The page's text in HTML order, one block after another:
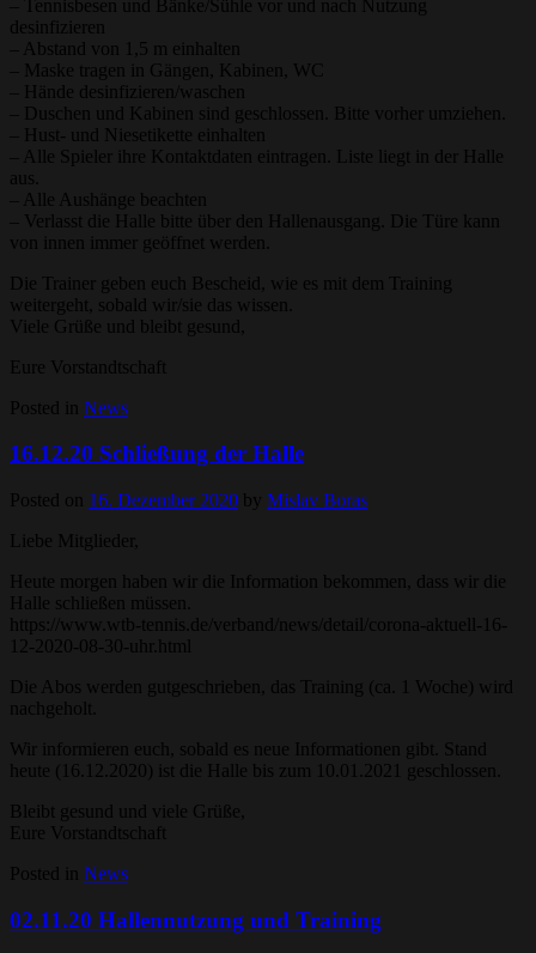
– Tennisbesen und Bänke/Sühle vor und nach Nutzung
desinfizieren
– Abstand von 1,5 m einhalten
– Maske tragen in Gängen, Kabinen, WC
– Hände desinfizieren/waschen
– Duschen und Kabinen sind geschlossen. Bitte vorher umziehen.
– Hust- und Niesetikette einhalten
– Alle Spieler ihre Kontaktdaten eintragen. Liste liegt in der Halle
aus.
– Alle Aushänge beachten
– Verlasst die Halle bitte über den Hallenausgang. Die Türe kann
von innen immer geöffnet werden.
Die Trainer geben euch Bescheid, wie es mit dem Training
weitergeht, sobald wir/sie das wissen.
Viele Grüße und bleibt gesund,
Eure Vorstandtschaft
Posted in News
16.12.20 Schließung der Halle
Posted on 16. Dezember 2020 by Mislav Boras
Liebe Mitglieder,
Heute morgen haben wir die Information bekommen, dass wir die
Halle schließen müssen.
https://www.wtb-tennis.de/verband/news/detail/corona-aktuell-16-
12-2020-08-30-uhr.html
Die Abos werden gutgeschrieben, das Training (ca. 1 Woche) wird
nachgeholt.
Wir informieren euch, sobald es neue Informationen gibt. Stand
heute (16.12.2020) ist die Halle bis zum 10.01.2021 geschlossen.
Bleibt gesund und viele Grüße,
Eure Vorstandtschaft
Posted in News
02.11.20 Hallennutzung und Training